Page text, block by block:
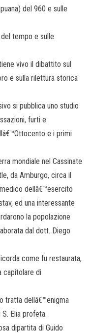
del 960 e sulle
tempo e sulle
vivo il dibattito sul
e sulla rilettura storica
si pubblica uno studio
furti e
e i primi
mondiale nel Cassinate
da Amburgo, circa il
dellâ€™esercito
ed una interessante
la popolazione
dal dott. Diego
come fu restaurata,
capitolare di
tratta dellâ€™enigma
Elia profeta.
dipartita di Guido